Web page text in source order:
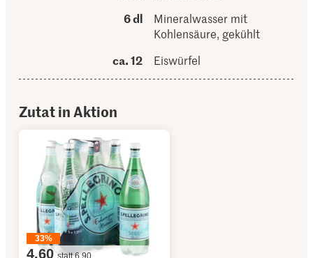
6 dl
Mineralwasser mit
Kohlensäure, gekühlt
ca. 12
Eiswürfel
Zutat in Aktion
33%
4.60 statt 6.90